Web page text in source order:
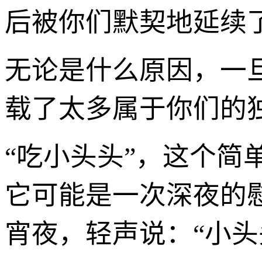
后被你们默契地延续
无论是什么原因，一
载了太多属于你们的
“吃小头头”，这个简
它可能是一次深夜的
宵夜，轻声说：“小